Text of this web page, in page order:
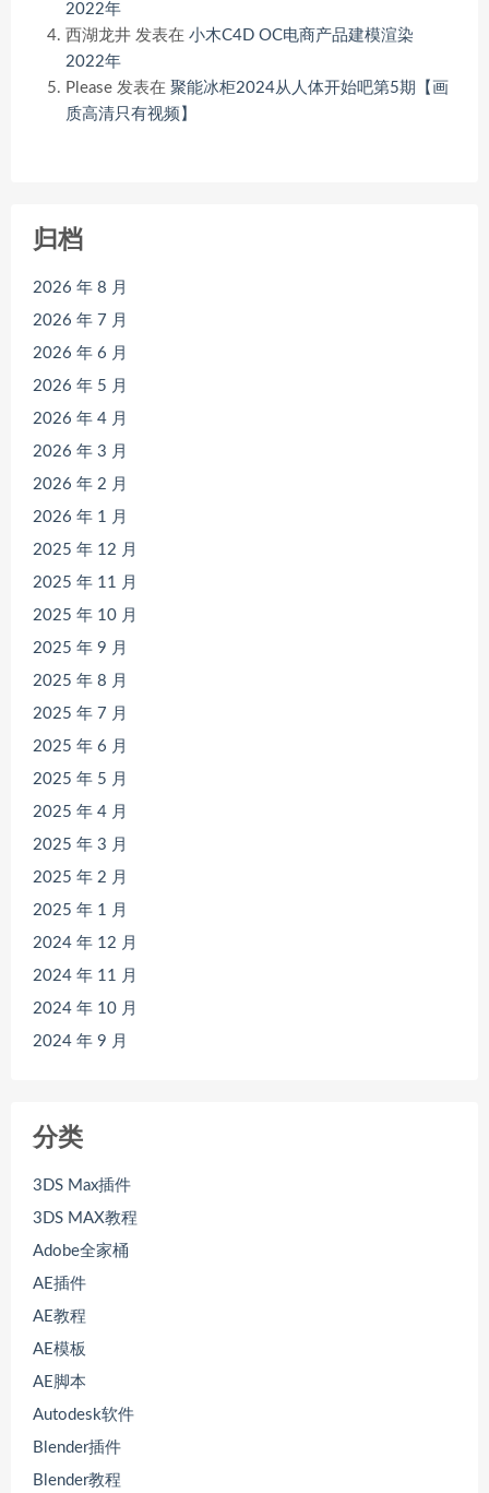
2022年
西湖龙井 发表在 小木C4D OC电商产品建模渲染
2022年
Please 发表在 聚能冰柜2024从人体开始吧第5期【画
质高清只有视频】
归档
2026 年 8 月
2026 年 7 月
2026 年 6 月
2026 年 5 月
2026 年 4 月
2026 年 3 月
2026 年 2 月
2026 年 1 月
2025 年 12 月
2025 年 11 月
2025 年 10 月
2025 年 9 月
2025 年 8 月
2025 年 7 月
2025 年 6 月
2025 年 5 月
2025 年 4 月
2025 年 3 月
2025 年 2 月
2025 年 1 月
2024 年 12 月
2024 年 11 月
2024 年 10 月
2024 年 9 月
分类
3DS Max插件
3DS MAX教程
Adobe全家桶
AE插件
AE教程
AE模板
AE脚本
Autodesk软件
Blender插件
Blender教程